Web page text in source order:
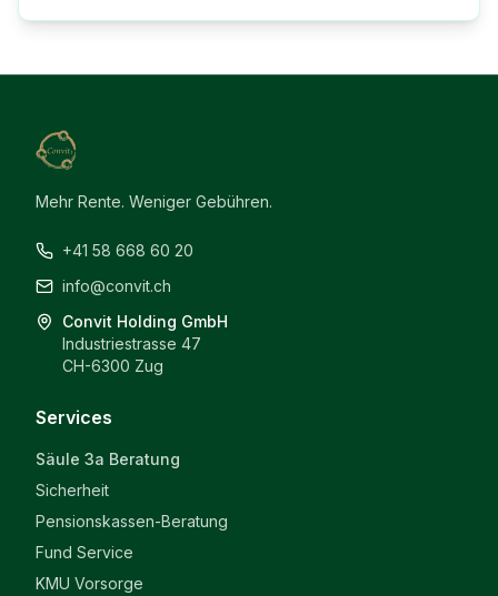
Mehr Rente. Weniger Gebühren.
+41 58 668 60 20
info@convit.ch
Convit Holding GmbH
Industriestrasse 47
CH-6300 Zug
Services
Säule 3a Beratung
Sicherheit
Pensionskassen-Beratung
Fund Service
KMU Vorsorge